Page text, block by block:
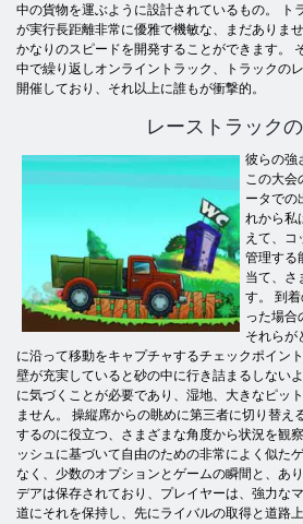
中の貨物を運ぶように設計されているもの。 ト
が実行長距離非常に優雅で機敏な、まだありま
かなりのスピードを開発することができます。
中で繰り返しオンライントラック、トラックの
開催しており、それ以上に誰もが衝撃的。
レーストラック
彼らの強
この大会
ータでの
れから私
えて、コ
管理する
当て、さ
す。 到
った場合
それらが
に沿って移動をキャプチャするチェックポイン
壁が充実していると砂の中に行き詰まるしない
に気づくことが必要であり、湿地、大きなピッ
ません。 操縦席からの眺めに第三者に切り替え
するのに役立つ、さまざまな角度から状況を観
ッシュに基づいて自由のための非常によく似た
なく、少数のオプションとゲームの瞬間と、あ
デアは保存されており、プレイヤーは、強力な
道にそれを保持し、先にライバルの取得と道路